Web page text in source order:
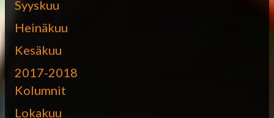
Syyskuu
Heinäkuu
Kesäkuu
2017-2018
Kolumnit
Lokakuu